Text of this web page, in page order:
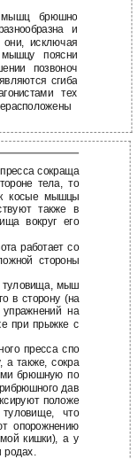
мышц брюшно
и
исключая
поясни
позвоноч
сгиба
тех
сокраща
тела, то
косые мышцы
также в
вокруг его
работает со
стороны
туловища, мыш
в сторону (на
на
при прыжке с
пресса спо
а также, сокра
брюшную по
дав
положе
что
опорожнению
кишки), а у